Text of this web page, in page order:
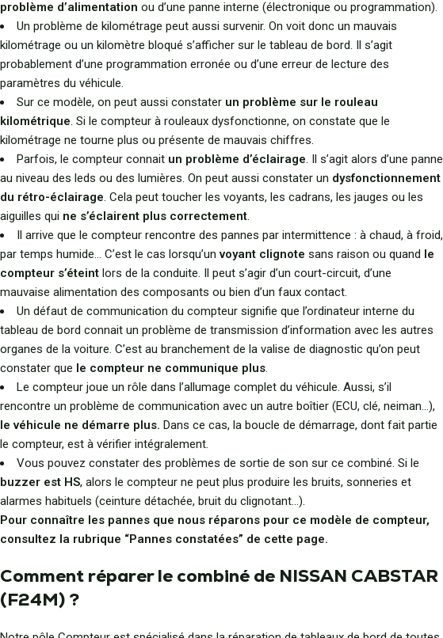
problème d’alimentation ou d’une panne interne (électronique ou programmation).
Un problème de kilométrage peut aussi survenir. On voit donc un mauvais
kilométrage ou un kilomètre bloqué s’afficher sur le tableau de bord. Il s’agit
probablement d’une programmation erronée ou d’une erreur de lecture des
paramètres du véhicule.
Sur ce modèle, on peut aussi constater un problème sur le rouleau
kilométrique. Si le compteur à rouleaux dysfonctionne, on constate que le
kilométrage ne tourne plus ou présente de mauvais chiffres.
Parfois, le compteur connait un problème d’éclairage. Il s’agit alors d’une panne
au niveau des leds ou des lumières. On peut aussi constater un dysfonctionnement
du rétro-éclairage. Cela peut toucher les voyants, les cadrans, les jauges ou les
aiguilles qui ne s’éclairent plus correctement.
Il arrive que le compteur rencontre des pannes par intermittence : à chaud, à froid,
par temps humide… C’est le cas lorsqu’unvoyant clignote sans raison ou quand
le
compteur s’éteint lors de la conduite. Il peut s’agir d’un court-circuit, d’une
mauvaise alimentation des composants ou bien d’un faux contact.
Un défaut de communication du compteur signifie que l’ordinateur interne du
tableau de bord connait un problème de transmission d’information avec les autres
organes de la voiture. C’est au branchement de la valise de diagnostic qu’on peut
constater que le compteur ne communique plus.
Le compteur joue un rôle dans l’allumage complet du véhicule. Aussi, s’il
rencontre un problème de communication avec un autre boîtier (ECU, clé, neiman…),
le véhicule ne démarre plus. Dans ce cas, la boucle de démarrage, dont fait partie
le compteur, est à vérifier intégralement.
Vous pouvez constater des problèmes de sortie de son sur ce combiné. Si le
buzzer est HS, alors le compteur ne peut plus produire les bruits, sonneries et
alarmes habituels (ceinture détachée, bruit du clignotant…).
Pour connaître les pannes que nous réparons pour ce modèle de compteur,
consultez la rubrique “Pannes constatées” de cette page.
Comment réparer le combiné de NISSAN CABSTAR
(F24M) ?